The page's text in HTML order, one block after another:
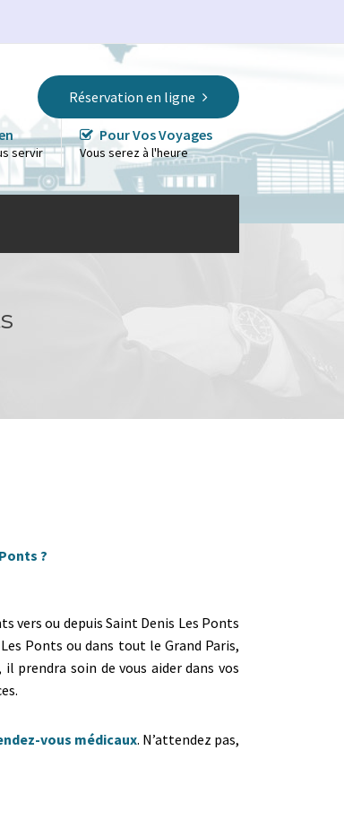
Réservation en ligne
servir
Pour Vos Voyages
Vous serez à l'heure
?
vers ou depuis Saint Denis Les Ponts
Ponts ou dans tout le Grand Paris,
il prendra soin de vous aider dans vos
vous médicaux. N’attendez pas,